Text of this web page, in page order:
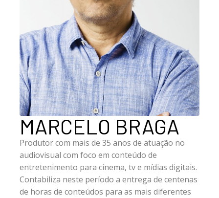
MARCELO BRAGA
Produtor com mais de 35 anos de atuação no
audiovisual com foco em conteúdo de
entretenimento para cinema, tv e mídias digitais.
Contabiliza neste período a entrega de centenas
de horas de conteúdos para as mais diferentes